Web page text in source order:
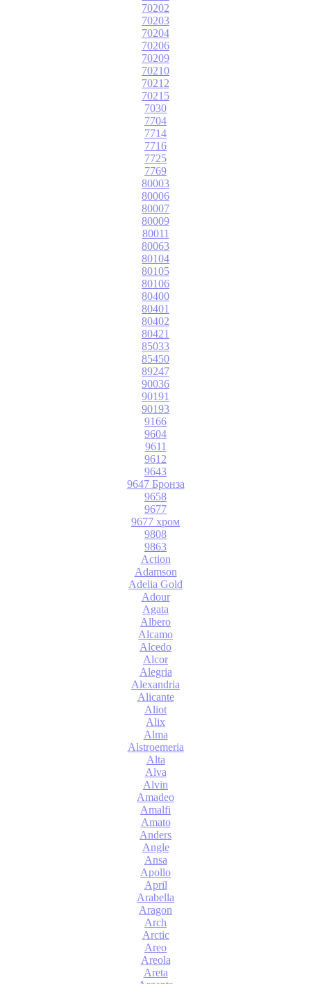
70202
70203
70204
70206
70209
70210
70212
70215
7030
7704
7714
7716
7725
7769
80003
80006
80007
80009
80011
80063
80104
80105
80106
80400
80401
80402
80421
85033
85450
89247
90036
90191
90193
9166
9604
9611
9612
9643
9647 Бронза
9658
9677
9677 хром
9808
9863
Action
Adamson
Adelia Gold
Adour
Agata
Albero
Alcamo
Alcedo
Alcor
Alegria
Alexandria
Alicante
Aliot
Alix
Alma
Alstroemeria
Alta
Alva
Alvin
Amadeo
Amalfi
Amato
Anders
Angle
Ansa
Apollo
April
Arabella
Aragon
Arch
Arctic
Areo
Areola
Areta